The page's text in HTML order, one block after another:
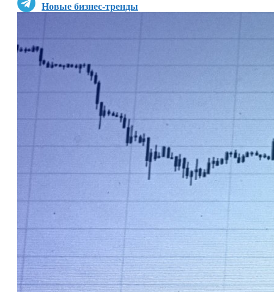
Новые бизнес-тренды